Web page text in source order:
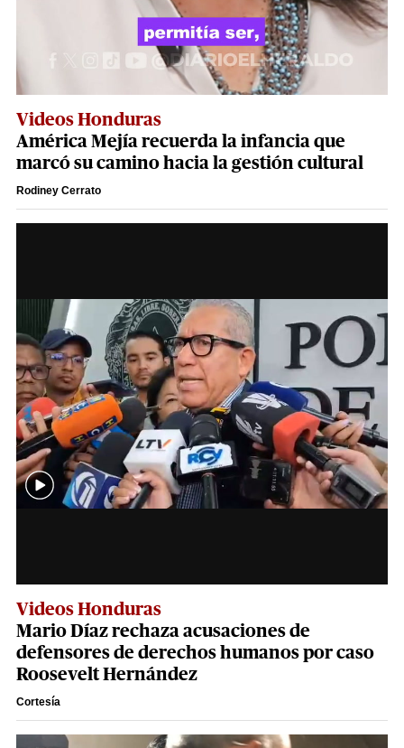
Videos Honduras
América Mejía recuerda la infancia que
marcó su camino hacia la gestión cultural
Rodiney Cerrato
Videos Honduras
Mario Díaz rechaza acusaciones de
defensores de derechos humanos por caso
Roosevelt Hernández
Cortesía